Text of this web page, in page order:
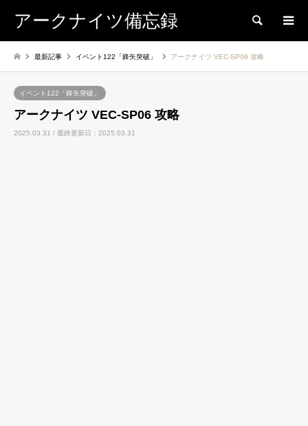
アークナイツ備忘録 検索
最新記事 イベント122「鋒矢突破」 アークナイツ VEC-SP06 攻略
イベント122「鋒矢突破」
アークナイツ VEC-SP06 攻略
2025.03.31 / 最終更新日：2025.03.31